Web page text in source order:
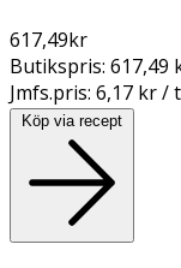
617,49kr
Butikspris: 617,49
Jmfs.pris: 6,17 kr /
Köp via recept